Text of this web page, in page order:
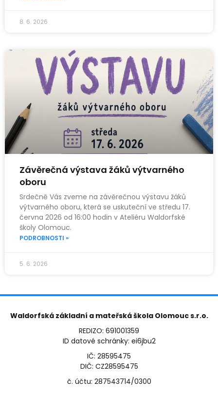
8. 6. 2026
Závěrečná výstava žáků výtvarného
oboru
Srdečně Vás zveme na závěrečnou výstavu žáků
výtvarného oboru, která se uskuteční ve středu 17.
června 2026 od 16:00 hodin v Ateliéru Waldorfské
školy Olomouc.
PODROBNOSTI »
5. 6. 2026
Waldorfská základní a mateřská škola Olomouc s.r.o.
REDIZO: 691001359
ID datové schránky: ei6jbu2
IČ: 28595475
DIČ: CZ28595475
č. účtu: 287543714/0300